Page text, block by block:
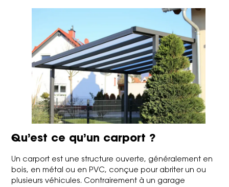
Qu’est ce qu’un carport ?
Un carport est une structure ouverte, généralement en
bois, en métal ou en PVC, conçue pour abriter un ou
plusieurs véhicules. Contrairement à un garage